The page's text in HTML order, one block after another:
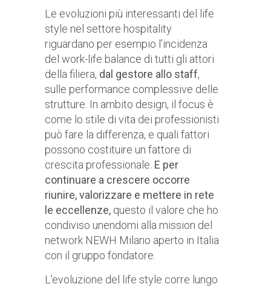
Le evoluzioni più interessanti del life
style nel settore hospitality
riguardano per esempio l’incidenza
del work-life balance di tutti gli attori
della filiera, dal gestore allo staff,
sulle performance complessive delle
strutture. In ambito design, il focus è
come lo stile di vita dei professionisti
può fare la differenza, e quali fattori
possono costituire un fattore di
crescita professionale. E per
continuare a crescere occorre
riunire, valorizzare e mettere in rete
le eccellenze, questo il valore che ho
condiviso unendomi alla mission del
network NEWH Milano aperto in Italia
con il gruppo fondatore.
L’evoluzione del life style corre lungo